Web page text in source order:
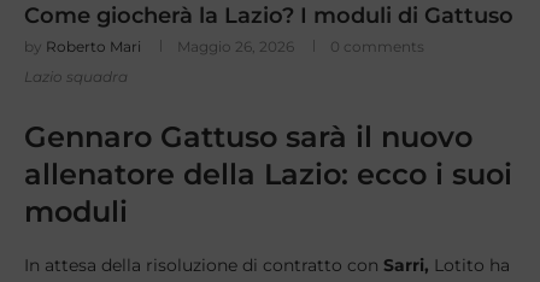
Come giocherà la Lazio? I moduli di Gattuso
by Roberto Mari Maggio 26, 2026
0 comments
Lazio squadra
Gennaro Gattuso sarà il nuovo
allenatore della Lazio: ecco i suoi
moduli
In attesa della risoluzione di contratto con Sarri, Lotito ha